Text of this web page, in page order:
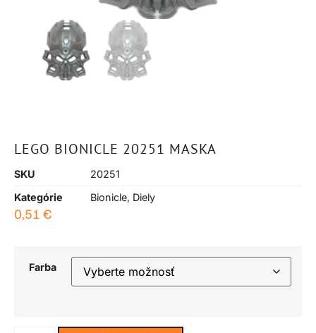
LEGO BIONICLE 20251 MASKA
SKU
20251
Kategórie
Bionicle, Diely
0,51 €
Farba